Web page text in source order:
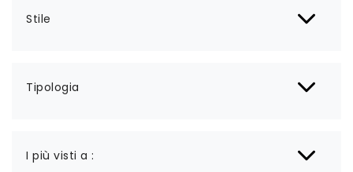
Stile
Tipologia
I più visti a :